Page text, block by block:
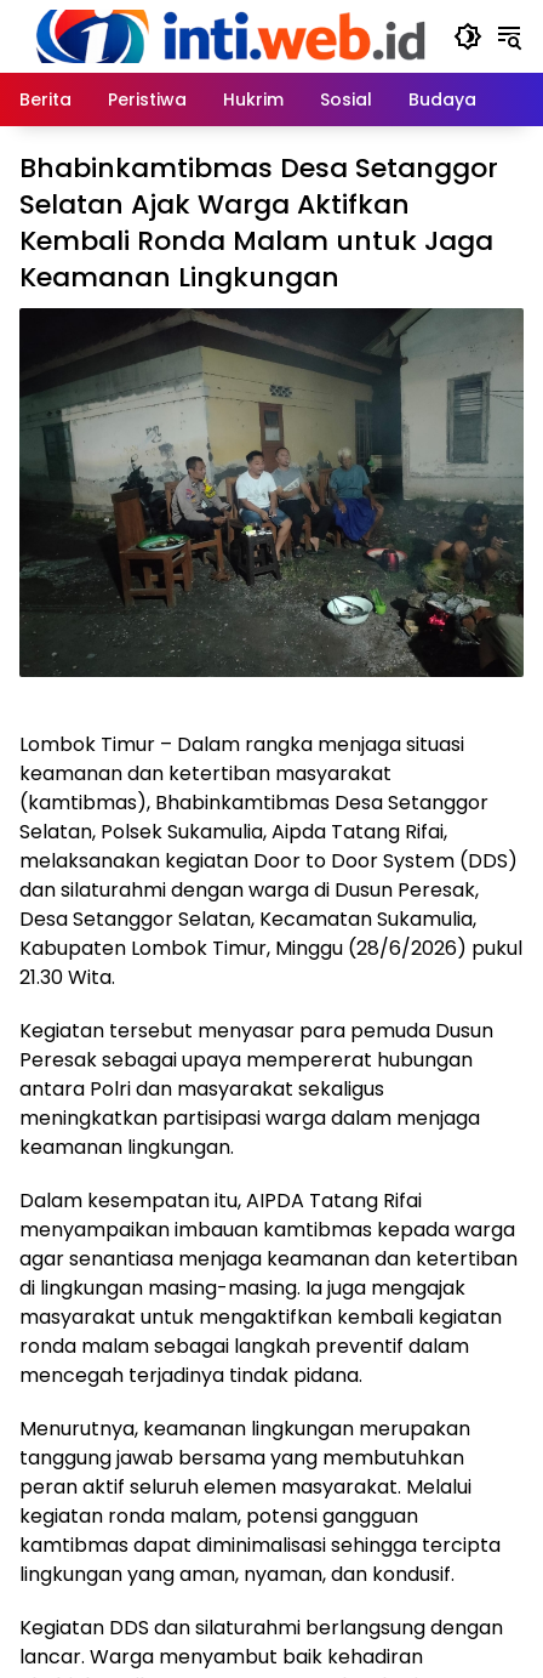
content
Berita
Peristiwa Hukrim Sosial Budaya
Bhabinkamtibmas Desa Setanggor
Selatan Ajak Warga Aktifkan
Kembali Ronda Malam untuk Jaga
Keamanan Lingkungan
Lombok Timur – Dalam rangka menjaga situasi
keamanan dan ketertiban masyarakat
(kamtibmas), Bhabinkamtibmas Desa Setanggor
Selatan, Polsek Sukamulia, Aipda Tatang Rifai,
melaksanakan kegiatan Door to Door System (DDS)
dan silaturahmi dengan warga di Dusun Peresak,
Desa Setanggor Selatan, Kecamatan Sukamulia,
Kabupaten Lombok Timur, Minggu (28/6/2026) pukul
21.30 Wita.
Kegiatan tersebut menyasar para pemuda Dusun
Peresak sebagai upaya mempererat hubungan
antara Polri dan masyarakat sekaligus
meningkatkan partisipasi warga dalam menjaga
keamanan lingkungan.
Dalam kesempatan itu, AIPDA Tatang Rifai
menyampaikan imbauan kamtibmas kepada warga
agar senantiasa menjaga keamanan dan ketertiban
di lingkungan masing-masing. Ia juga mengajak
masyarakat untuk mengaktifkan kembali kegiatan
ronda malam sebagai langkah preventif dalam
mencegah terjadinya tindak pidana.
Menurutnya, keamanan lingkungan merupakan
tanggung jawab bersama yang membutuhkan
peran aktif seluruh elemen masyarakat. Melalui
kegiatan ronda malam, potensi gangguan
kamtibmas dapat diminimalisasi sehingga tercipta
lingkungan yang aman, nyaman, dan kondusif.
Kegiatan DDS dan silaturahmi berlangsung dengan
lancar. Warga menyambut baik kehadiran